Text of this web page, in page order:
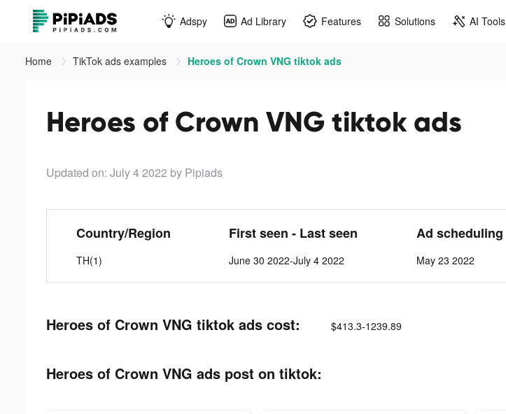
Adspy Ad Library Features Solutions AI Tools
Home TikTok ads examples Heroes of Crown VNG tiktok ads
Heroes of Crown VNG tiktok ads
Updated on: July 4 2022 by Pipiads
Country/Region
TH(1)
First seen - Last seen
June 30 2022-July 4 2022
Ad scheduling
May 23 2022
Heroes of Crown VNG tiktok ads cost: $413.3-1239.89
Heroes of Crown VNG ads post on tiktok: